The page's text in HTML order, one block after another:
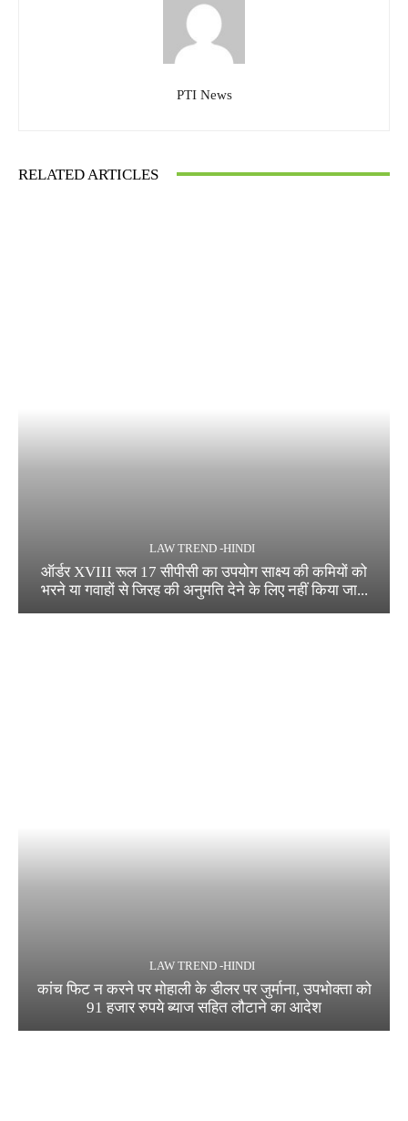
PTI News
RELATED ARTICLES
LAW TREND -HINDI
ऑर्डर XVIII रूल 17 सीपीसी का उपयोग साक्ष्य की कमियों को
भरने या गवाहों से जिरह की अनुमति देने के लिए नहीं किया जा...
LAW TREND -HINDI
कांच फिट न करने पर मोहाली के डीलर पर जुर्माना, उपभोक्ता को
91 हजार रुपये ब्याज सहित लौटाने का आदेश